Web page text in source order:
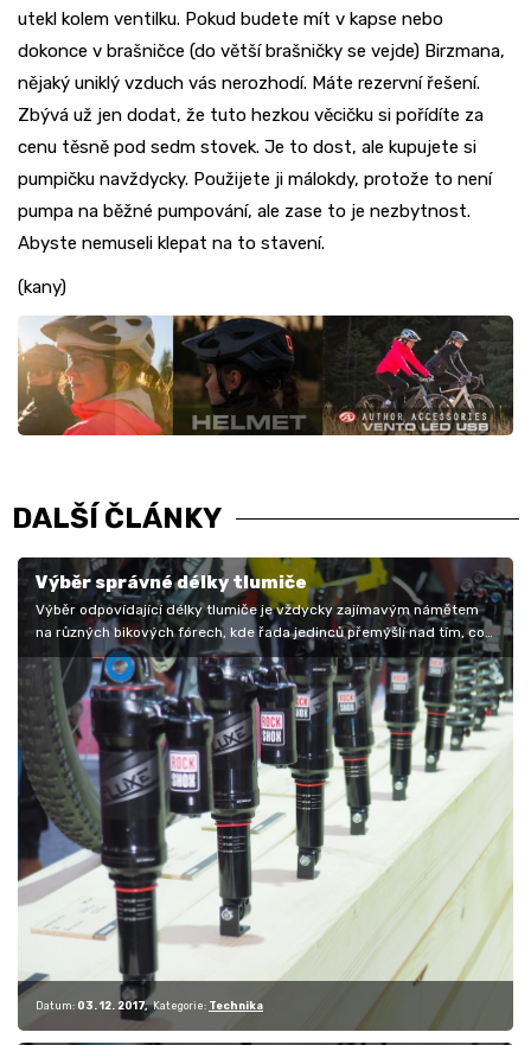
utekl kolem ventilku. Pokud budete mít v kapse nebo
dokonce v brašničce (do větší brašničky se vejde) Birzmana,
nějaký uniklý vzduch vás nerozhodí. Máte rezervní řešení.
Zbývá už jen dodat, že tuto hezkou věcičku si pořídíte za
cenu těsně pod sedm stovek. Je to dost, ale kupujete si
pumpičku navždycky. Použijete ji málokdy, protože to není
pumpa na běžné pumpování, ale zase to je nezbytnost.
Abyste nemuseli klepat na to stavení.
(kany)
DALŠÍ ČLÁNKY
Výběr správné délky tlumiče
Výběr odpovídající délky tlumiče je vždycky zajímavým námětem
na různých bikových fórech, kde řada jedinců přemýšlí nad tím, co
by kdyby, a…
Datum: 03. 12. 2017 Kategorie: Technika